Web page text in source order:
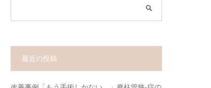
最近の投稿